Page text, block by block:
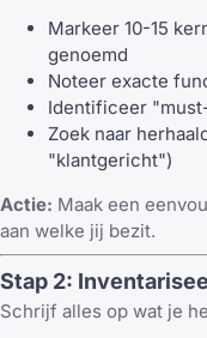
Markeer 10-15
genoemd
Noteer exacte
Identificeer
Zoek naar
"klantgericht")
Actie: Maak een
aan welke jij bezit.
Stap 2:
Schrijf alles op wat je